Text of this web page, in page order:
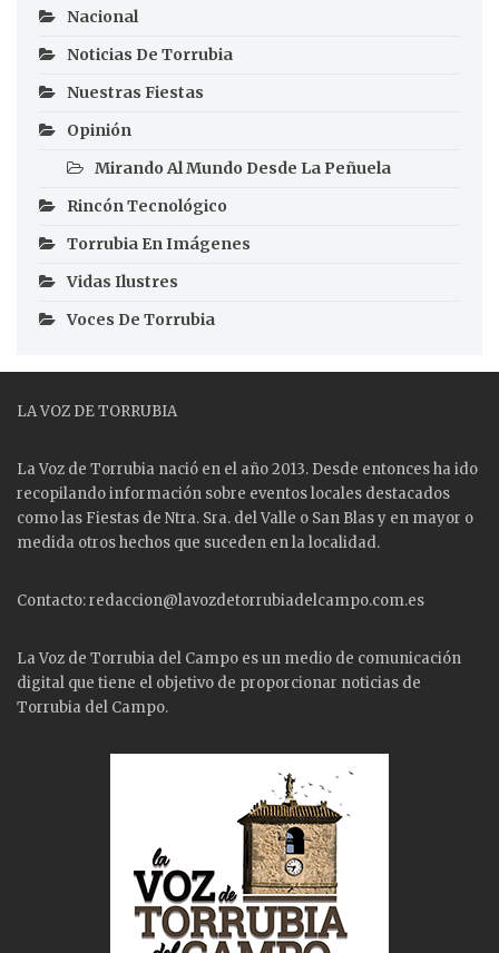
Nacional
Noticias De Torrubia
Nuestras Fiestas
Opinión
Mirando Al Mundo Desde La Peñuela
Rincón Tecnológico
Torrubia En Imágenes
Vidas Ilustres
Voces De Torrubia
LA VOZ DE TORRUBIA
La Voz de Torrubia nació en el año 2013. Desde entonces ha ido
recopilando información sobre eventos locales destacados
como las Fiestas de Ntra. Sra. del Valle o San Blas y en mayor o
medida otros hechos que suceden en la localidad.
Contacto: redaccion@lavozdetorrubiadelcampo.com.es
La Voz de Torrubia del Campo es un medio de comunicación
digital que tiene el objetivo de proporcionar noticias de
Torrubia del Campo.